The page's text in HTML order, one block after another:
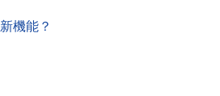
新機能？